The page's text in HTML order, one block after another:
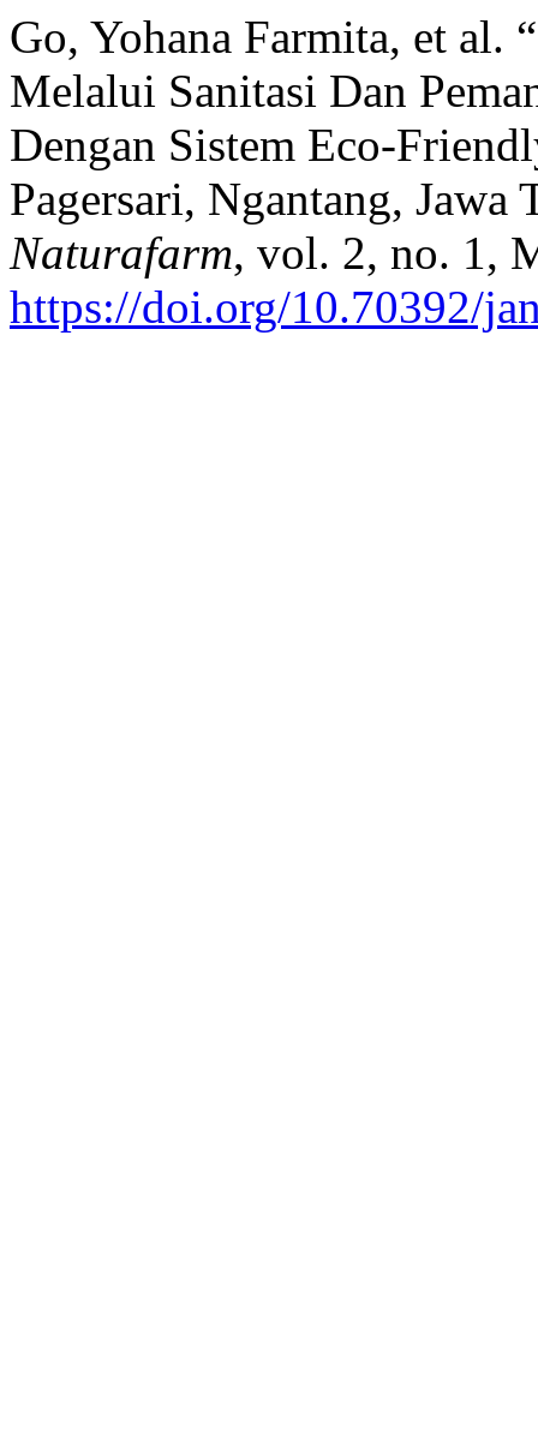
Go, Yohana Farmita, et al.
Melalui Sanitasi Dan
Dengan Sistem Eco-
Pagersari, Ngantang, Jawa
Naturafarm, vol. 2, no. 1,
https://doi.org/10.70392/